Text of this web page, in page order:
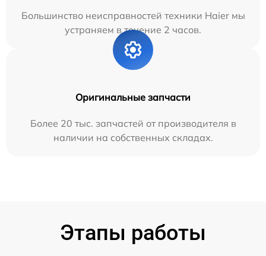
Большинство неисправностей техники Haier мы
устраняем в течение 2 часов.
Оригинальные запчасти
Более 20 тыс. запчастей от производителя в
наличии на собственных складах.
Этапы работы